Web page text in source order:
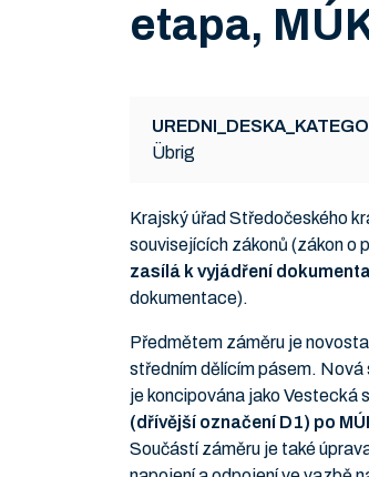
etapa,
Übrig
Krajský úřad Středočeského
souvisejících zákonů (zákon o
zasílá k vyjádření
dokumentace).
Předmětem záměru je
středním dělícím pásem. Nová
je koncipována jako Vestecká
(dřívější označení D1) po
Součástí záměru je také